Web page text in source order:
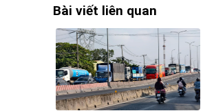
Bài viết liên quan